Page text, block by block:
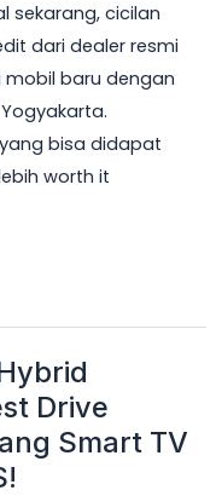
sekarang, cicilan
dari dealer resmi
mobil baru dengan
bisa didapat
worth it
Drive
Smart TV